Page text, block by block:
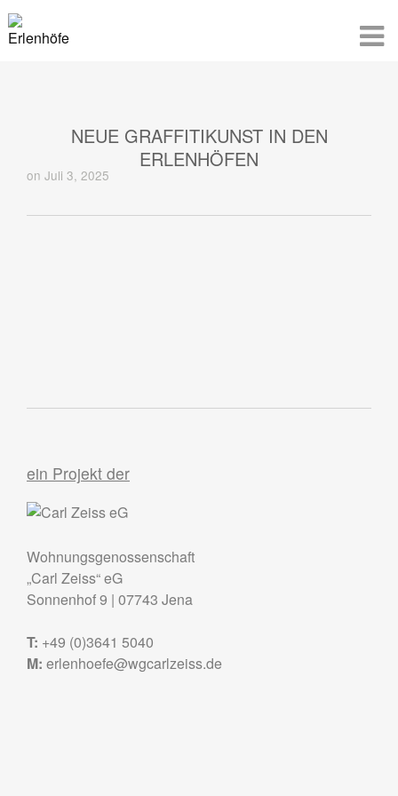
NEUE GRAFFITIKUNST IN DEN
ERLENHÖFEN
on Juli 3, 2025
ein Projekt der
Wohnungsgenossenschaft
„Carl Zeiss“ eG
Sonnenhof 9 | 07743 Jena
T: +49 (0)3641 5040
M: erlenhoefe@wgcarlzeiss.de